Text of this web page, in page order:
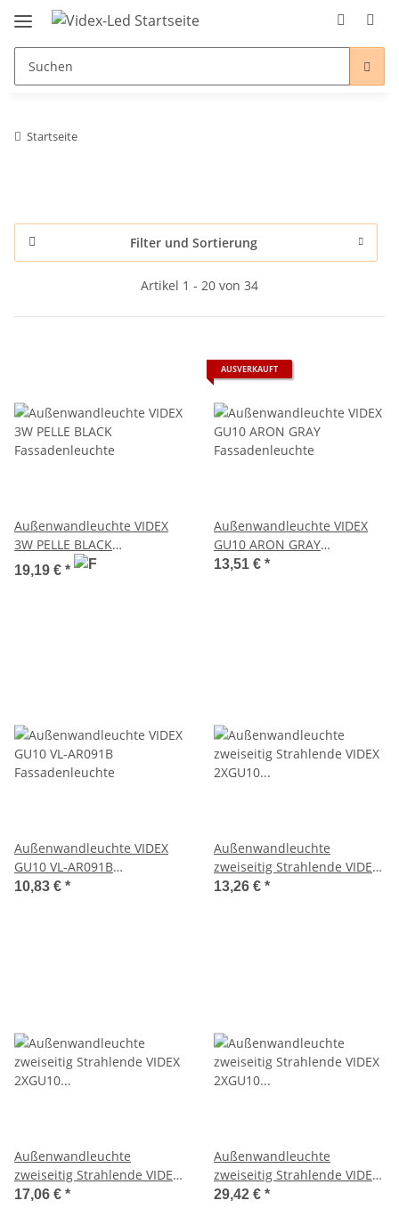
Startseite
Filter und Sortierung
Artikel 1 - 20 von 34
Außenwandleuchte VIDEX
3W PELLE BLACK
Fassadenleuchte
19,19 € *
AUSVERKAUFT
Außenwandleuchte VIDEX
GU10 ARON GRAY
Fassadenleuchte
13,51 € *
Außenwandleuchte VIDEX
GU10 VL-AR091B
Fassadenleuchte
10,83 € *
Außenwandleuchte
zweiseitig Strahlende VIDEX
2XGU10 AR092B
13,26 € *
Außenwandleuchte
zweiseitig Strahlende VIDEX
2XGU10 ARON GRAY
17,06 € *
Außenwandleuchte
zweiseitig Strahlende VIDEX
2XGU10 BRUNO GRAY
29,42 € *